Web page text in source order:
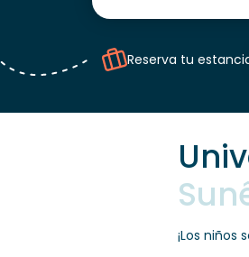
Reserva tu
¡Los niños